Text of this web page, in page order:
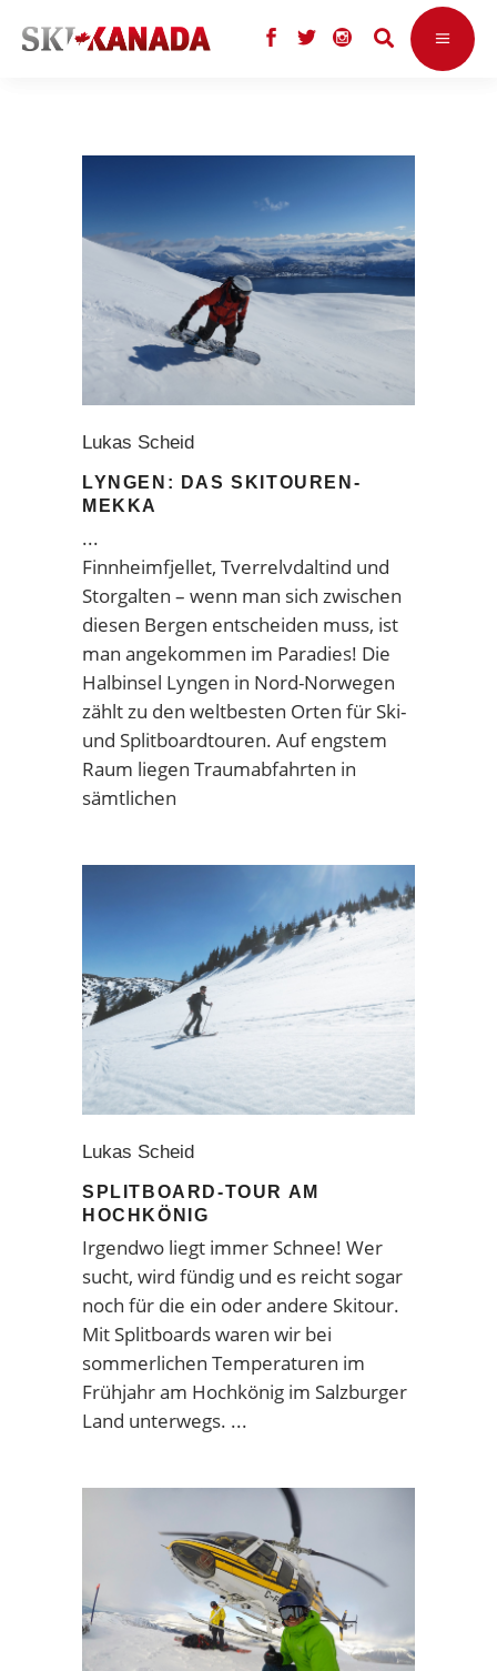
Lukas Scheid
LYNGEN: DAS SKITOUREN-
MEKKA
Finnheimfjellet, Tverrelvdaltind und
Storgalten – wenn man sich zwischen
diesen Bergen entscheiden muss, ist
man angekommen im Paradies! Die
Halbinsel Lyngen in Nord-Norwegen
zählt zu den weltbesten Orten für Ski-
und Splitboardtouren. Auf engstem
Raum liegen Traumabfahrten in
sämtlichen
Lukas Scheid
SPLITBOARD-TOUR AM
HOCHKÖNIG
Irgendwo liegt immer Schnee! Wer
sucht, wird fündig und es reicht sogar
noch für die ein oder andere Skitour.
Mit Splitboards waren wir bei
sommerlichen Temperaturen im
Frühjahr am Hochkönig im Salzburger
Land unterwegs.